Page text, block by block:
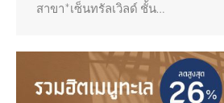
สาขา*เซ็นทรัลเวิลด์ ชั้น…